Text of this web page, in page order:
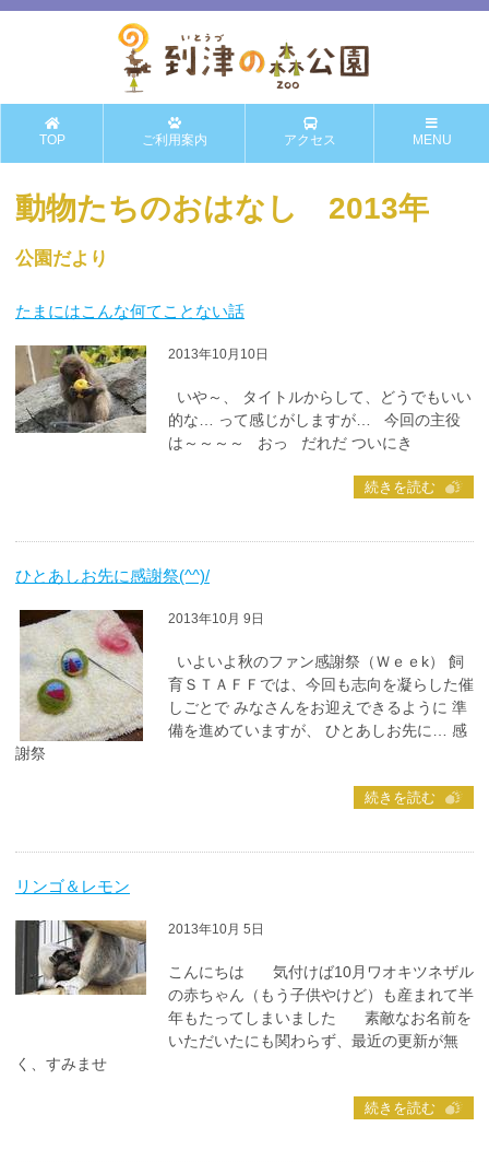
TOP ご利用案内 アクセス MENU
動物たちのおはなし 2013年
公園だより
たまにはこんな何てことない話
2013年10月10日
いや～、 タイトルからして、どうでもいい
的な… って感じがしますが… 今回の主役
は～～～～ おっ だれだ ついにき
続きを読む
ひとあしお先に感謝祭(^^)/
2013年10月 9日
いよいよ秋のファン感謝祭（Ｗｅｅk） 飼
育ＳＴＡＦＦでは、今回も志向を凝らした催
しごとで みなさんをお迎えできるように 準
備を進めていますが、 ひとあしお先に… 感
謝祭
続きを読む
リンゴ＆レモン
2013年10月 5日
こんにちは 気付けば10月ワオキツネザル
の赤ちゃん（もう子供やけど）も産まれて半
年もたってしまいました 素敵なお名前を
いただいたにも関わらず、最近の更新が無
く、すみませ
続きを読む